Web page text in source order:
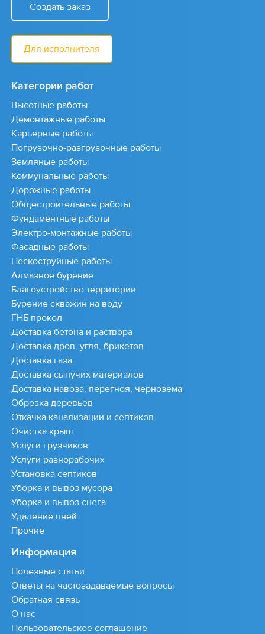
Создать заказ
Для исполнителя
Категории работ
Высотные работы
Демонтажные работы
Карьерные работы
Погрузочно-разгрузочные работы
Земляные работы
Коммунальные работы
Дорожные работы
Общестроительные работы
Фундаментные работы
Электро-монтажные работы
Фасадные работы
Пескоструйные работы
Алмазное бурение
Благоустройство территории
Бурение скважин на воду
ГНБ прокол
Доставка бетона и раствора
Доставка дров, угля, брикетов
Доставка газа
Доставка сыпучих материалов
Доставка навоза, перегноя, чернозёма
Обрезка деревьев
Откачка канализации и септиков
Очистка крыш
Услуги грузчиков
Услуги разнорабочих
Установка септиков
Уборка и вывоз мусора
Уборка и вывоз снега
Удаление пней
Прочие
Информация
Полезные статьи
Ответы на частозадаваемые вопросы
Обратная связь
О нас
Пользовательское соглашение